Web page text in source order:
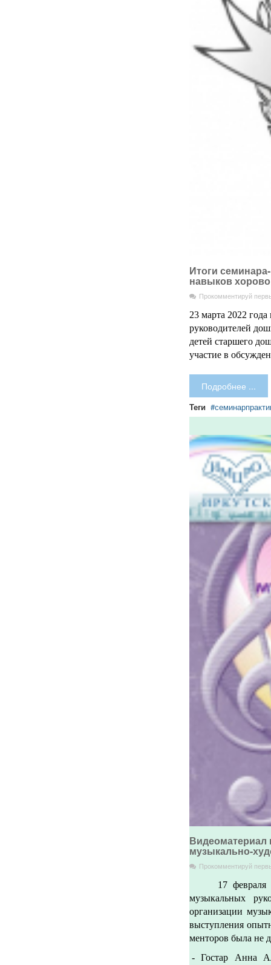
Итоги
навыков
Прокомментируй
23 марта 2022
руководителей
детей старшего
участие в
Подробнее ...
Теги
Видеоматериал
музыкально-
Прокомментируй
17
музыкальных
организации
выступления
менторов была не
- Гостар Анна